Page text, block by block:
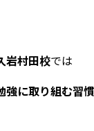
岩村田校では
強に取り組む習